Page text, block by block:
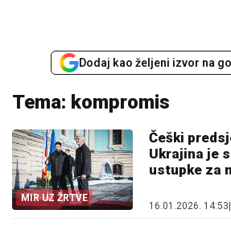
Dodaj kao željeni izvor na
Tema: kompromis
MIR UZ ŽRTVE
Češki
Ukrajina je
ustupke za
16.01.2026. 14:53